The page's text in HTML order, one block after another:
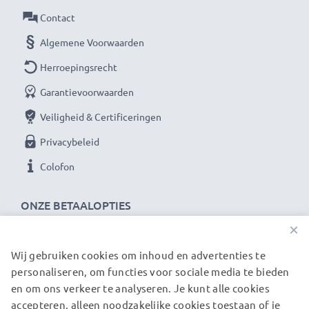
waarom het draait bij hoogwaardige producten.
Daarom bieden wij 36 maanden garantie!
ONZE BETAALOPTIES
Contact
Algemene Voorwaarden
Herroepingsrecht
Garantievoorwaarden
Veiligheid & Certificeringen
Privacybeleid
Colofon
ONZE VERZENDPARTNERS
×
Wij gebruiken cookies om inhoud en advertenties te
personaliseren, om functies voor sociale media te bieden
en om ons verkeer te analyseren. Je kunt alle cookies
accepteren, alleen noodzakelijke cookies toestaan of je